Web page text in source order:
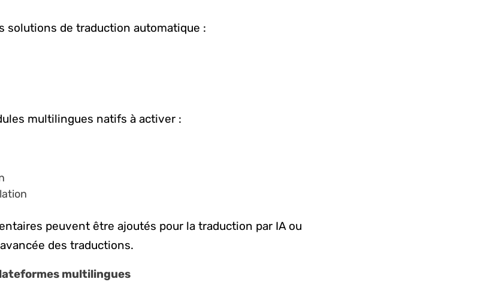
solutions de traduction automatique :
multilingues natifs à activer :
peuvent être ajoutés pour la traduction par IA ou
des traductions.
multilingues